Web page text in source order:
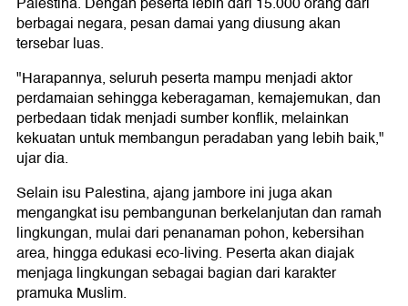
berbagai negara, pesan damai yang diusung akan
tersebar luas.
"Harapannya, seluruh peserta mampu menjadi aktor
perdamaian sehingga keberagaman, kemajemukan, dan
perbedaan tidak menjadi sumber konflik, melainkan
kekuatan untuk membangun peradaban yang lebih baik,"
ujar dia.
Selain isu Palestina, ajang jambore ini juga akan
mengangkat isu pembangunan berkelanjutan dan ramah
lingkungan, mulai dari penanaman pohon, kebersihan
area, hingga edukasi eco-living. Peserta akan diajak
menjaga lingkungan sebagai bagian dari karakter
pramuka Muslim.